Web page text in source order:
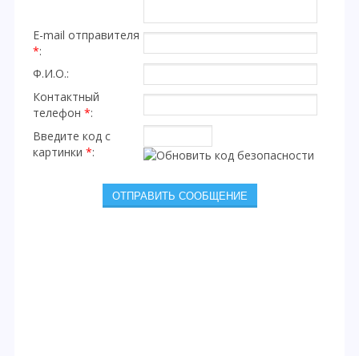
E-mail отправителя
*:
Ф.И.О.:
Контактный
телефон *:
Введите код с
картинки *: